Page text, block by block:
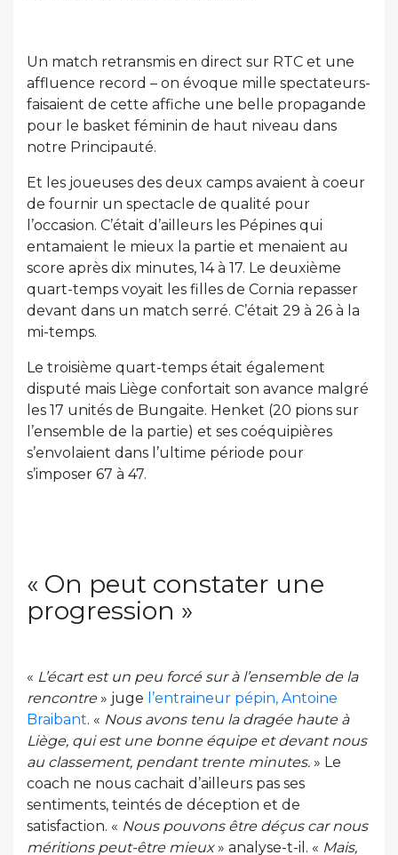
Un match retransmis en direct sur RTC et une
affluence record – on évoque mille spectateurs-
faisaient de cette affiche une belle propagande
pour le basket féminin de haut niveau dans
notre Principauté.
Et les joueuses des deux camps avaient à coeur
de fournir un spectacle de qualité pour
l’occasion. C’était d’ailleurs les Pépines qui
entamaient le mieux la partie et menaient au
score après dix minutes, 14 à 17. Le deuxième
quart-temps voyait les filles de Cornia repasser
devant dans un match serré. C’était 29 à 26 à la
mi-temps.
Le troisième quart-temps était également
disputé mais Liège confortait son avance malgré
les 17 unités de Bungaite. Henket (20 pions sur
l’ensemble de la partie) et ses coéquipières
s’envolaient dans l’ultime période pour
s’imposer 67 à 47.
« On peut constater une
progression »
« L’écart est un peu forcé sur à l’ensemble de la
rencontre» juge l’entraineur pépin, Antoine
Braibant. « Nous avons tenu la dragée haute à
Liège, qui est une bonne équipe et devant nous
au classement, pendant trente minutes. » Le
coach ne nous cachait d’ailleurs pas ses
sentiments, teintés de déception et de
satisfaction. « Nous pouvons être déçus car nous
méritions peut-être mieux» analyse-t-il. « Mais,